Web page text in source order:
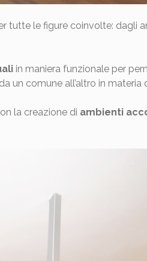
tutte le figure coinvolte: dagli
in maniera funzionale per
un comune all’altro in materia
la creazione di ambienti